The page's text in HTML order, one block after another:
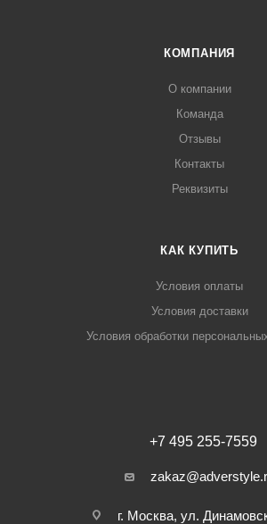
КОМПАНИЯ
О компании
Команда
Отзывы
Контакты
Реквизиты
КАК КУПИТЬ
Условия оплаты
Условия доставки
Условия обработки
+7 495 255-7559
г. Москва, ул.